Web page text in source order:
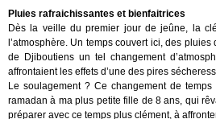
Pluies rafraichissantes et bienfaitrices
Dès la veille du premier jour de jeûne, la
l’atmosphère. Un temps couvert ici, des
de Djiboutiens un tel changement
affrontaient les effets d’une des pires
Le soulagement ? Ce changement de
ramadan à ma plus petite fille de 8 ans, qui
préparer avec ce temps plus clément, à